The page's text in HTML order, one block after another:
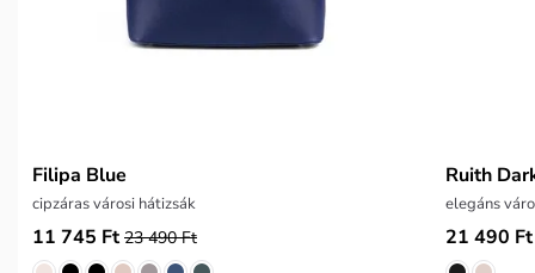
Filipa Blue
cipzáras városi hátizsák
11 745 Ft 23 490 Ft
Ruith
elegáns
21 490 Ft